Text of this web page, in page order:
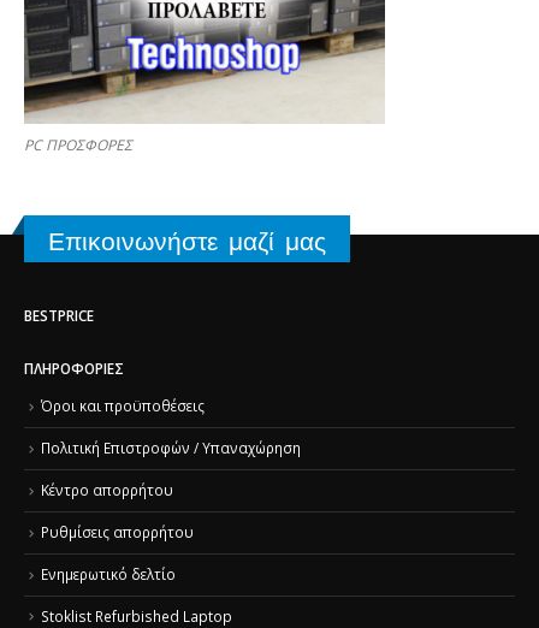
PC ΠΡΟΣΦΟΡΕΣ
Επικοινωνήστε μαζί μας
BESTPRICE
ΠΛΗΡΟΦΟΡΊΕΣ
Όροι και προϋποθέσεις
Πολιτική Επιστροφών / Υπαναχώρηση
Κέντρο απορρήτου
Ρυθμίσεις απορρήτου
Ενημερωτικό δελτίο
Stoklist Refurbished Laptop